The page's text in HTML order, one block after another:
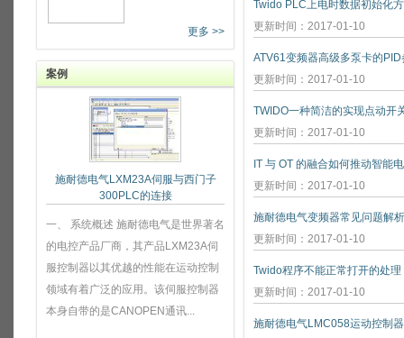
更多 >>
案例
施耐德电气LXM23A伺服与西门子
300PLC的连接
一、 系统概述 施耐德电气是世界著名
的电控产品厂商，其产品LXM23A伺
服控制器以其优越的性能在运动控制
领域有着广泛的应用。该伺服控制器
本身自带的是CANOPEN通讯...
Twido PLC上电时数据初始化
更新时间：2017-01-10
ATV61变频器高级多泵卡的
更新时间：2017-01-10
TWIDO一种简洁的实现点动开
更新时间：2017-01-10
IT 与 OT 的融合如何推动智能
更新时间：2017-01-10
施耐德电气变频器常见问题解析
更新时间：2017-01-10
Twido程序不能正常打开的处理
更新时间：2017-01-10
施耐德电气LMC058运动控制